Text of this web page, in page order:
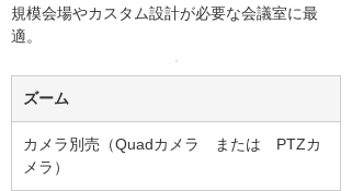
規模会場やカスタム設計が必要な会議室に最
適。
ズーム
カメラ別売（Quadカメラ または PTZカ
メラ）